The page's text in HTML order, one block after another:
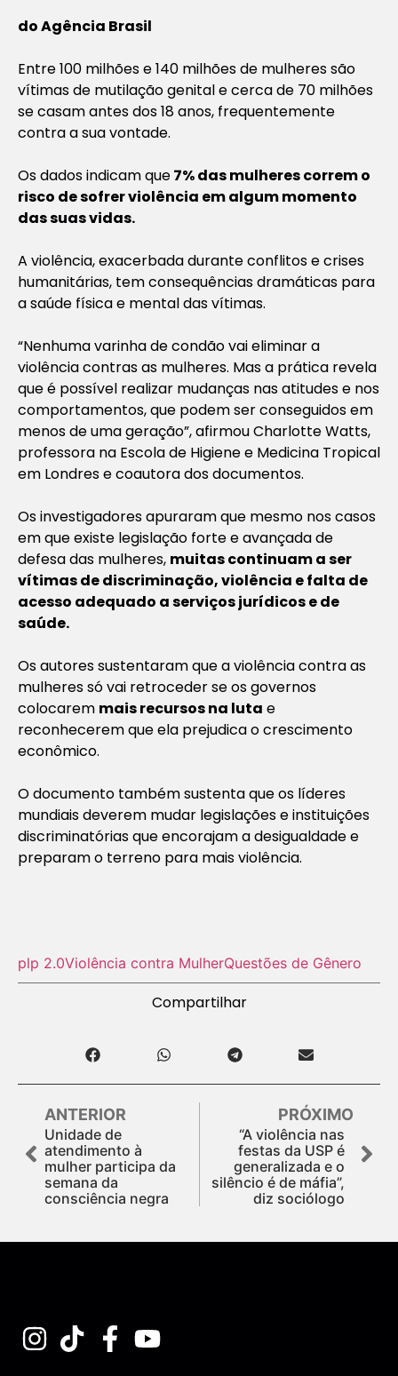
do Agência Brasil
Entre 100 milhões e 140 milhões de mulheres são
vítimas de mutilação genital e cerca de 70 milhões
se casam antes dos 18 anos, frequentemente
contra a sua vontade.
Os dados indicam que7% das mulheres correm o
risco de sofrer violência em algum momento
das suas vidas.
A violência, exacerbada durante conflitos e crises
humanitárias, tem consequências dramáticas para
a saúde física e mental das vítimas.
“Nenhuma varinha de condão vai eliminar a
violência contras as mulheres. Mas a prática revela
que é possível realizar mudanças nas atitudes e nos
comportamentos, que podem ser conseguidos em
menos de uma geração”, afirmou Charlotte Watts,
professora na Escola de Higiene e Medicina Tropical
em Londres e coautora dos documentos.
Os investigadores apuraram que mesmo nos casos
em que existe legislação forte e avançada de
defesa das mulheres, muitas continuam a ser
vítimas de discriminação, violência e falta de
acesso adequado a serviços jurídicos e de
saúde.
Os autores sustentaram que a violência contra as
mulheres só vai retroceder se os governos
colocarem mais recursos na luta e
reconhecerem que ela prejudica o crescimento
econômico.
O documento também sustenta que os líderes
mundiais deverem mudar legislações e instituições
discriminatórias que encorajam a desigualdade e
preparam o terreno para mais violência.
plp 2.0Violência contra MulherQuestões de Gênero
Compartilhar
ANTERIOR
Unidade de
atendimento à
mulher participa da
semana da
consciência negra
PRÓXIMO
“A violência nas
festas da USP é
generalizada e o
silêncio é de máfia”,
diz sociólogo